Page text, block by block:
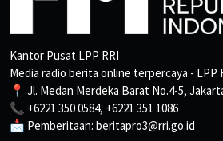
Kantor Pusat LPP RRI
Media radio berita online terpercaya - LPP
📍 Jl. Medan Merdeka Barat No.4-5,
📞 +6221 350 0584, +6221 351 1086
📩 Pemberitaan: beritapro3@rri.go.id